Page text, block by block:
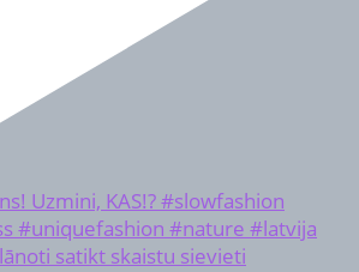
satikt skaistu sievieti